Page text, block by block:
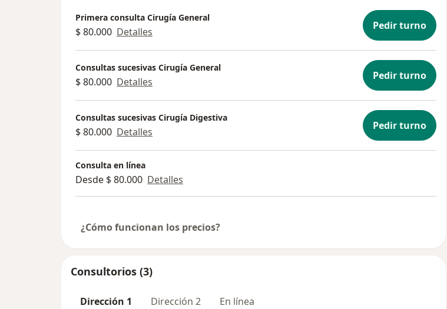
Primera consulta Cirugía General
$ 80.000 Detalles Pedir turno
Consultas sucesivas Cirugía General
$ 80.000 Detalles Pedir turno
Consultas sucesivas Cirugía Digestiva
$ 80.000 Detalles Pedir turno
Consulta en línea
Desde $ 80.000 Detalles
¿Cómo funcionan los precios?
Consultorios (3)
Dirección 1 Dirección 2 En línea